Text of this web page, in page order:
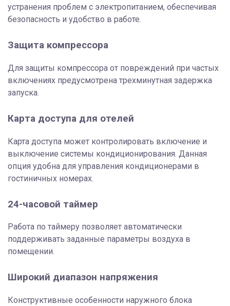
устранения проблем с электропитанием, обеспечивая
безопасность и удобство в работе.
Защита компрессора
Для защиты компрессора от повреждений при частых
включениях предусмотрена трехминутная задержка
запуска.
Карта доступа для отелей
Карта доступа может контролировать включение и
выключение системы кондиционирования. Данная
опция удобна для управления кондиционерами в
гостиничных номерах.
24-часовой таймер
Работа по таймеру позволяет автоматически
поддерживать заданные параметры воздуха в
помещении.
Широкий диапазон напряжения
Конструктивные особенности наружного блока